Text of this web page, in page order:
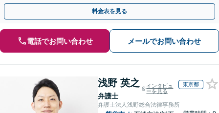
ご依頼後はLINE・メールなどでの対応も可能です。
料金表を見る
電話でお問い合わせ メールでお問い合わせ
浅野 英之
弁護士
インタビュ
ーを見る
東京都
弁護士法人浅野総合法律事務所